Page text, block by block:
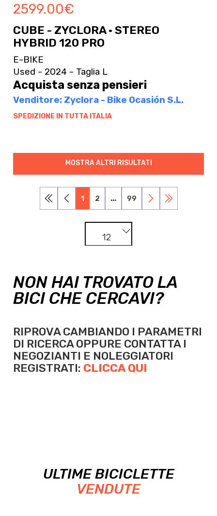
2599.00€
CUBE - ZYCLORA · STEREO
HYBRID 120 PRO
E-BIKE
Used - 2024 - Taglia L
Acquista senza pensieri
Venditore: Zyclora - Bike Ocasión S.L.
SPEDIZIONE IN TUTTA ITALIA
MOSTRA ALTRI RISULTATI
1 2 ... 99
12
NON HAI TROVATO LA
BICI CHE CERCAVI?
RIPROVA CAMBIANDO I PARAMETRI
DI RICERCA OPPURE CONTATTA I
NEGOZIANTI E NOLEGGIATORI
REGISTRATI: CLICCA QUI
ULTIME BICICLETTE
VENDUTE